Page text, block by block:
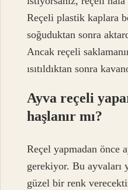
Reçeli plastik kaplara
soğuduktan sonra
Ancak reçeli
ısıtıldıktan sonra
Ayva reçeli
haşlanır mı?
Reçel yapmadan önce
gerekiyor. Bu ayvaları
güzel bir renk